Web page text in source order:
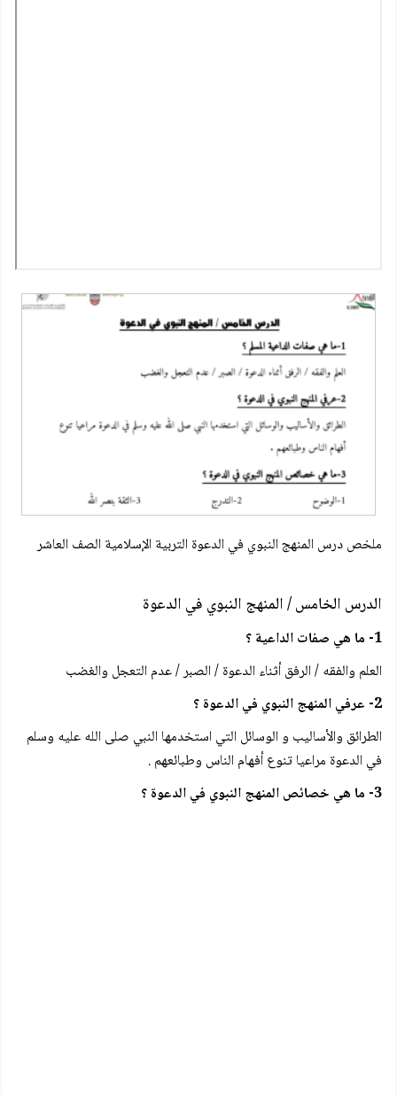
ملخص درس المنهج النبوي في الدعوة التربية الإسلامية الصف العاشر
الدرس الخامس / المنهج النبوي في الدعوة
1- ما هي صفات الداعية ؟
العلم والفقه / الرفق أثناء الدعوة / الصبر / عدم التعجل والغضب
2- عرفي المنهج النبوي في الدعوة ؟
الطرائق والأساليب و الوسائل التي استخدمها النبي صلى الله عليه وسلم
في الدعوة مراعيا تنوع أفهام الناس وطبائعهم .
3- ما هي خصائص المنهج النبوي في الدعوة ؟